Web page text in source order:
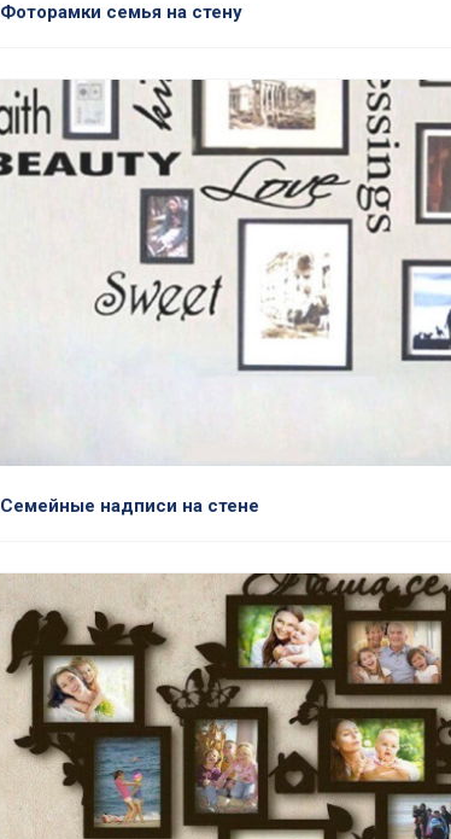
Фоторамки семья на стену
Семейные надписи на стене